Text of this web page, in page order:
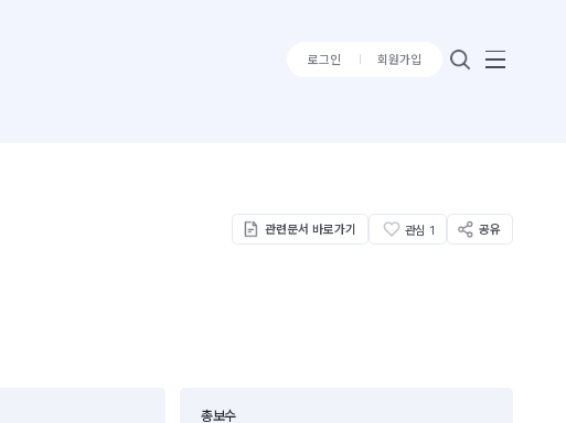
로그인 회원가입
관련문서 바로가기 관심 1 공유
총보수